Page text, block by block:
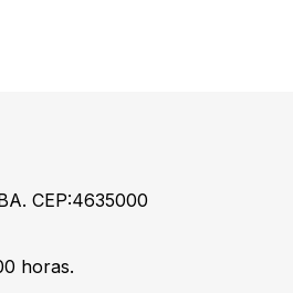
CEP:4635000
horas.